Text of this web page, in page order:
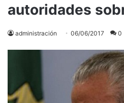
autoridades
administración 06/06/2017 0